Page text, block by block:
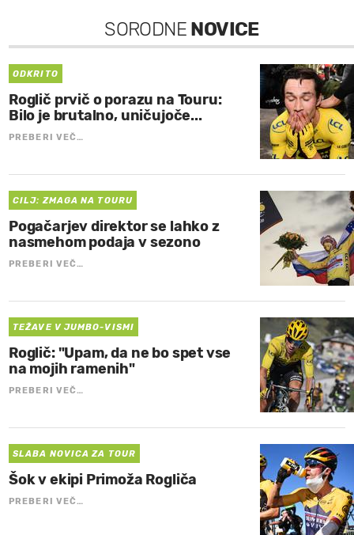
SORODNE NOVICE
ODKRITO
Roglič prvič o porazu na Touru:
Bilo je brutalno, uničujoče...
PREBERI VEČ…
CILJ: ZMAGA NA TOURU
Pogačarjev direktor se lahko z
nasmehom podaja v sezono
PREBERI VEČ…
TEŽAVE V JUMBO-VISMI
Roglič: "Upam, da ne bo spet vse
na mojih ramenih"
PREBERI VEČ…
SLABA NOVICA ZA TOUR
Šok v ekipi Primoža Rogliča
PREBERI VEČ…